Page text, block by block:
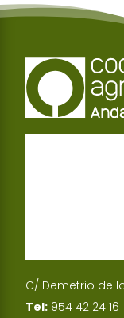
C/ Demetrio de
Tel: 954 42 24 16